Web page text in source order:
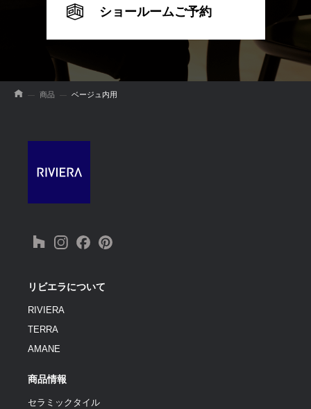
ショールームご予約
商品 ベージュ内用
リビエラについて
RIVIERA
TERRA
AMANE
商品情報
セラミックタイル